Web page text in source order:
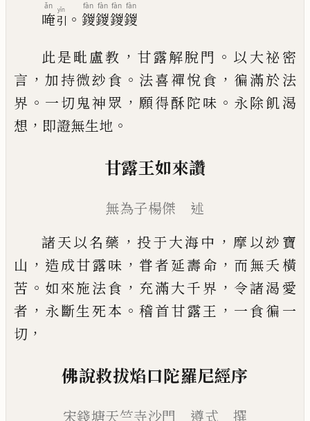
唵
ǎn
引
yǐn 。 鍐
fàn
鍐
fàn
鍐
fàn
鍐
fàn
此是毗盧教 ， 甘露解脫門 。 以大祕密
言 ， 加持微玅食 。 法喜禪悅食 ， 徧滿於法
界 。 一切鬼神眾 ， 願得酥陀味 。 永除飢渴
想 ， 即證無生地 。
甘露王如來讚
無為子楊傑 述
諸天以名藥 ， 投于大海中 ， 摩以玅寶
山 ， 造成甘露味 ， 甞者延壽命 ， 而無夭橫
苦 。 如來施法食 ， 充滿大千界 ， 令諸渴愛
者 ， 永斷生死本 。 稽首甘露王 ， 一食徧一
切 ，
佛說救拔焰口陀羅尼經序
宋錢塘天竺寺沙門 遵式 撰